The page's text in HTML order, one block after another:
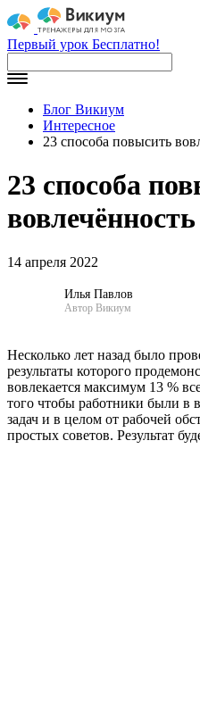
Первый урок Бесплатно!
Блог Викиум
Интересное
23 способа повысить
23 способа
14 апреля 2022
Илья Павлов
Автор Викиум
Несколько лет назад было
результаты которого
вовлекается максимум 13 %
того чтобы работники были в
задач и в целом от рабочей
простых советов. Результат